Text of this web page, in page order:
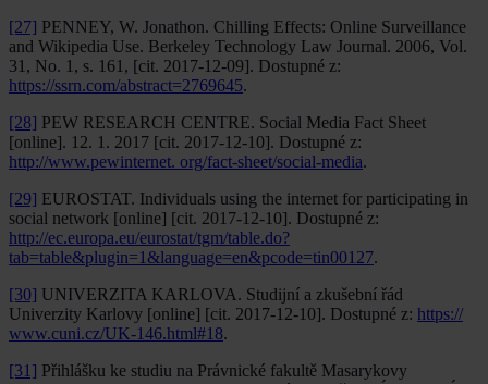
[27] PENNEY, W. Jonathon. Chilling Effects: Online Surveillance
and Wikipedia Use. Berkeley Technology Law Journal. 2006, Vol.
31, No. 1, s. 161, [cit. 2017-12-09]. Dostupné z:
https://ssrn.com/abstract=2769645.
[28] PEW RESEARCH CENTRE. Social Media Fact Sheet
[online]. 12. 1. 2017 [cit. 2017-12-10]. Dostupné z:
http://www.pewinternet. org/fact-sheet/social-media.
[29] EUROSTAT. Individuals using the internet for participating in
social network [online] [cit. 2017-12-10]. Dostupné z:
http://ec.europa.eu/eurostat/tgm/table.do?
tab=table&plugin=1&language=en&pcode=tin00127.
[30] UNIVERZITA KARLOVA. Studijní a zkušební řád
Univerzity Karlovy [online] [cit. 2017-12-10]. Dostupné z: https://
www.cuni.cz/UK-146.html#18.
[31] Přihlášku ke studiu na Právnické fakultě Masarykovy